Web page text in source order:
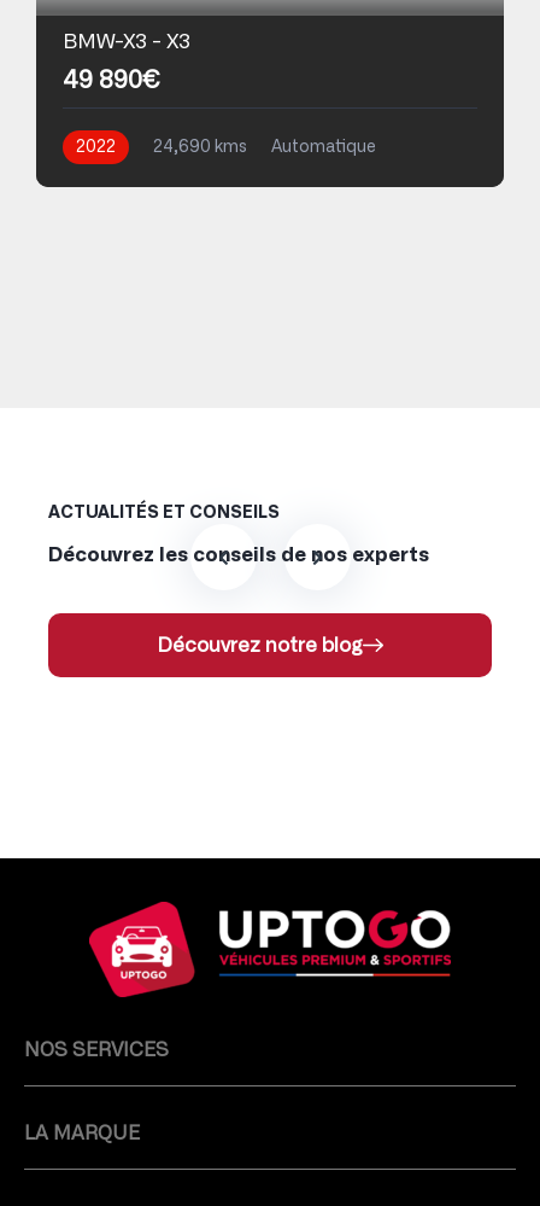
BMW-X3 - X3
49 890€
2022 24,690 kms Automatique
ACTUALITÉS ET CONSEILS
Découvrez les conseils de nos experts
Découvrez notre blog
NOS SERVICES
LA MARQUE